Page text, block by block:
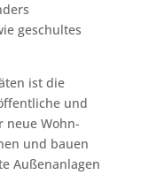
geschultes
ist die
und
neue Wohn-
und bauen
Außenanlagen